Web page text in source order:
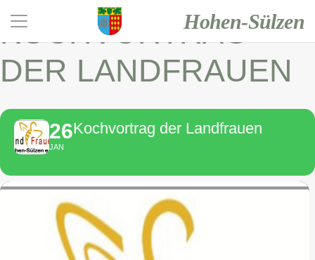
Hohen-Sülzen
KOCHVORTRAG
DER LANDFRAUEN
26
JAN
Kochvortrag der Landfrauen